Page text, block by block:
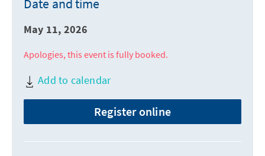
Date and time
May 11, 2026
Apologies, this event is fully booked.
Add to calendar
Register online